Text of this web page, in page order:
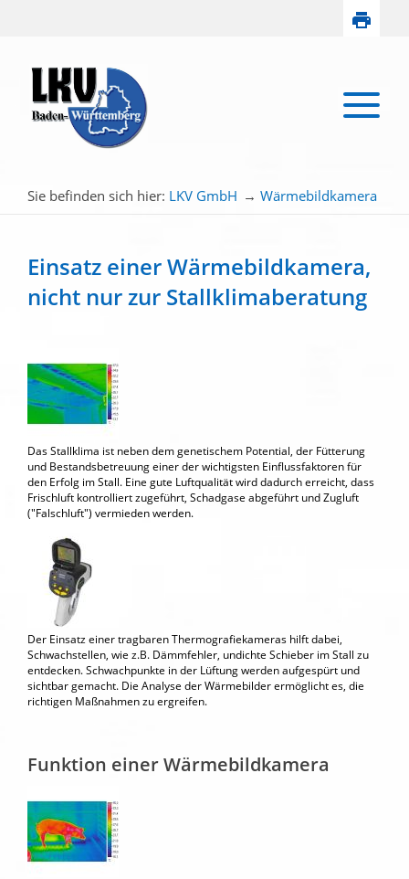
Sie befinden sich hier: LKV GmbH → Wärmebildkamera
Einsatz einer Wärmebildkamera,
nicht nur zur Stallklimaberatung
Das Stallklima ist neben dem genetischem Potential, der Fütterung
und Bestandsbetreuung einer der wichtigsten Einflussfaktoren für
den Erfolg im Stall. Eine gute Luftqualität wird dadurch erreicht, dass
Frischluft kontrolliert zugeführt, Schadgase abgeführt und Zugluft
( Falschluft ) vermieden werden.
Der Einsatz einer tragbaren Thermografiekameras hilft dabei,
Schwachstellen, wie z.B. Dämmfehler, undichte Schieber im Stall zu
entdecken. Schwachpunkte in der Lüftung werden aufgespürt und
sichtbar gemacht. Die Analyse der Wärmebilder ermöglicht es, die
richtigen Maßnahmen zu ergreifen.
Funktion einer Wärmebildkamera